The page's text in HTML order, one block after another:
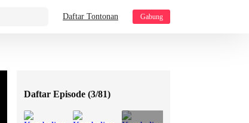
Daftar Tontonan Gabung
Daftar Episode (3/81)